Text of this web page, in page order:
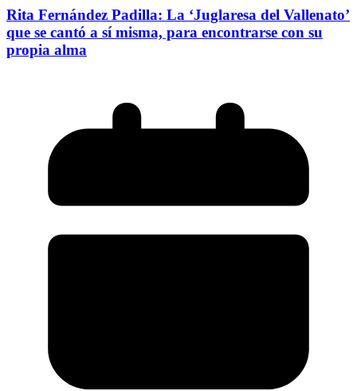
Rita Fernández Padilla: La ‘Juglaresa del Vallenato’
que se cantó a sí misma, para encontrarse con su
propia alma